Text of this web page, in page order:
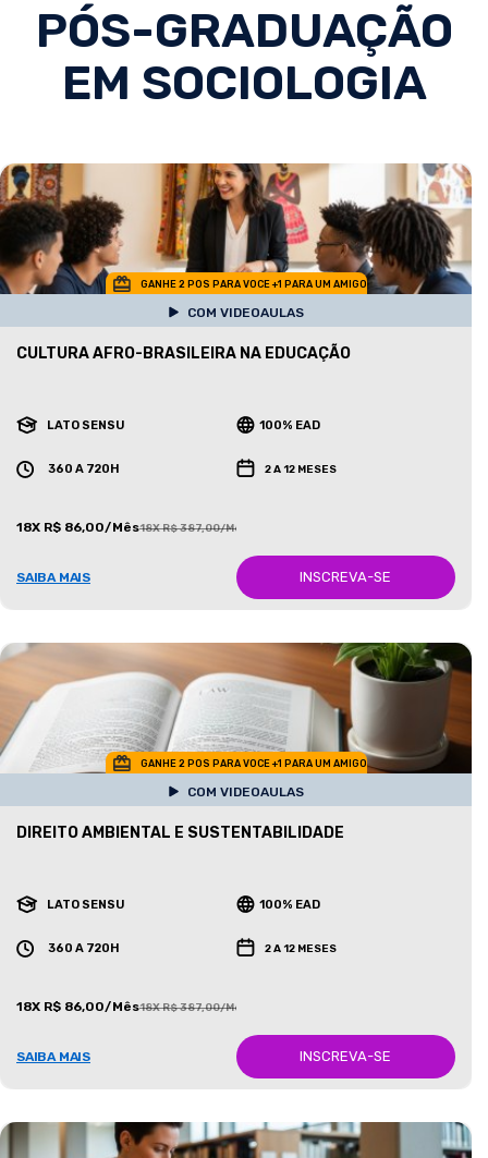
PÓS-GRADUAÇÃO
EM SOCIOLOGIA
GANHE 2 POS PARA VOCE +1 PARA UM AMIGO
COM VIDEOAULAS
CULTURA AFRO-BRASILEIRA NA EDUCAÇÃO
LATO SENSU 100% EAD
360 A 720H 2 A 12 MESES
18X R$ 86,00/Mês18X R$ 387,00/Mês
SAIBA MAIS INSCREVA-SE
GANHE 2 POS PARA VOCE +1 PARA UM AMIGO
COM VIDEOAULAS
DIREITO AMBIENTAL E SUSTENTABILIDADE
LATO SENSU 100% EAD
360 A 720H 2 A 12 MESES
18X R$ 86,00/Mês18X R$ 387,00/Mês
SAIBA MAIS INSCREVA-SE